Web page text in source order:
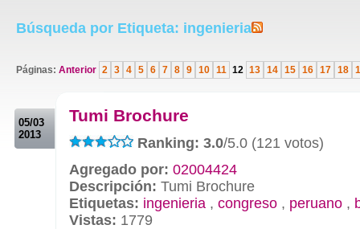
Búsqueda por Etiqueta: ingenieria
Páginas: Anterior 2 3 4 5 6 7 8 9 10 11 12 13 14 15 16 17 18
05/03
2013
Tumi Brochure
Ranking: 3.0/5.0 (121 votos)
Agregado por: 02004424
Descripción: Tumi Brochure
Etiquetas: ingenieria , congreso , peruano ,
Vistas: 1779